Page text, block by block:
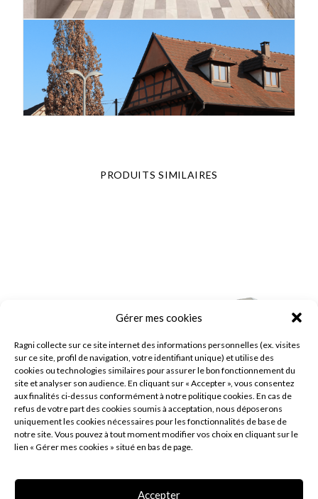
Gérer mes cookies
Ragni collecte sur ce site internet des informations personnelles (ex. visites
sur ce site, profil de navigation, votre identifiant unique) et utilise des
cookies ou technologies similaires pour assurer le bon fonctionnement du
site et analyser son audience. En cliquant sur « Accepter », vous consentez
aux finalités ci-dessus conformément à notre politique cookies. En cas de
refus de votre part des cookies soumis à acceptation, nous déposerons
uniquement les cookies nécessaires pour les fonctionnalités de base de
notre site. Vous pouvez à tout moment modifier vos choix en cliquant sur le
lien « Gérer mes cookies » situé en bas de page.
Accepter
PRODUITS SIMILAIRES